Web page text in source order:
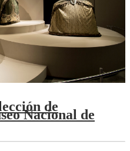
de
Nacional de